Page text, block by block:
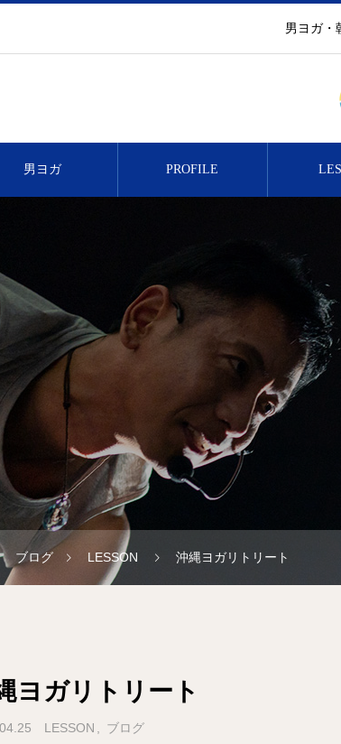
男ヨガ・
男ヨガ PROFILE
ブログ LESSON 沖縄ヨガリトリート
ヨガリトリート
LESSON ブログ